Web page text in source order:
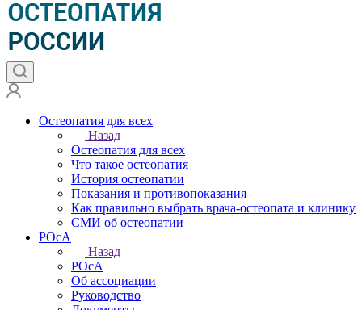
Остеопатия для всех
Назад
Остеопатия для всех
Что такое остеопатия
История остеопатии
Показания и противопоказания
Как правильно выбрать врача-остеопата и клинику
СМИ об остеопатии
РОсА
Назад
РОсА
Об ассоциации
Руководство